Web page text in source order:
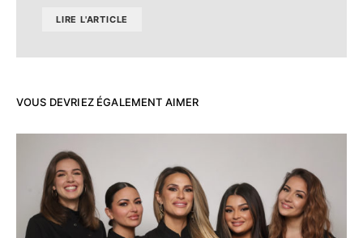
LIRE L'ARTICLE
VOUS DEVRIEZ ÉGALEMENT AIMER